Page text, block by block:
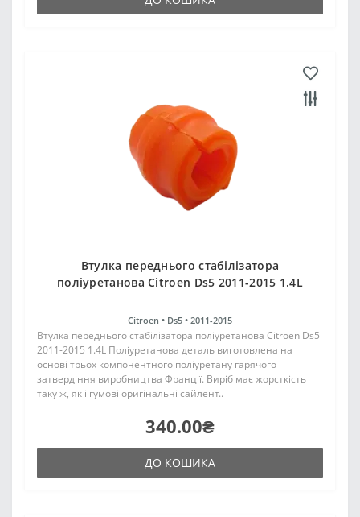
Втулка переднього стабілізатора
поліуретанова Citroen Ds5 2011-2015 1.4L
Citroen • Ds5 • 2011-2015
Втулка переднього стабілізатора поліуретанова Citroen Ds5
2011-2015 1.4L Поліуретанова деталь виготовлена на
основі трьох компонентного поліуретану гарячого
затвердіння виробництва Франції. Виріб має жорсткість
таку ж, як і гумові оригінальні сайлент..
340.00₴
ДО КОШИКА